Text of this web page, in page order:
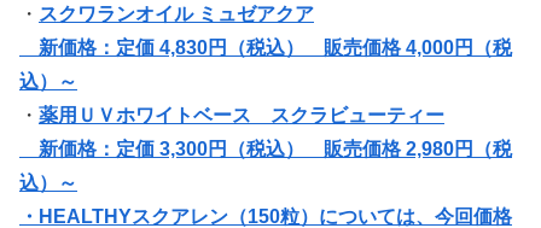
・ スクワランオイル ミュゼアクア
新価格：定価 4,830円（税込） 販売価格 4,000円（税
込）～
・ 薬用ＵＶホワイトベース スクラビューティー
新価格：定価 3,300円（税込） 販売価格 2,980円（税
込）～
・HEALTHYスクアレン（150粒）については、今回価格